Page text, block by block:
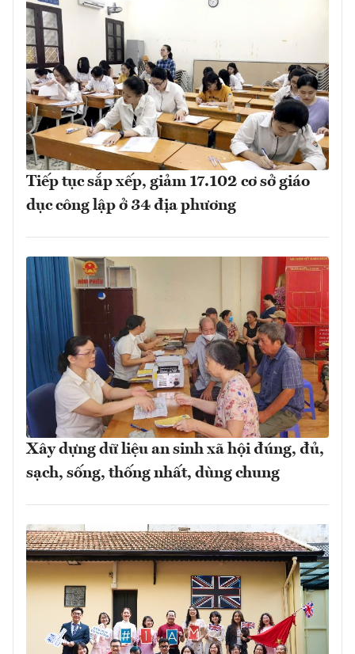
Tiếp tục sắp xếp, giảm 17.102 cơ sở giáo
dục công lập ở 34 địa phương
Xây dựng dữ liệu an sinh xã hội đúng, đủ,
sạch, sống, thống nhất, dùng chung